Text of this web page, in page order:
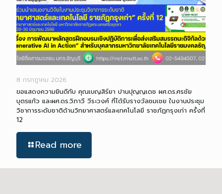
8 กรกฎาคม 2026
ขอแสดงความยินดีกับ คุณเบญสิร์ยา ปานปุญญเดช ผศ.ดร.ศรชัย
บุตรแก้ว และผศ.ดร.วิภาวี วีระวงศ์ ที่ได้รับรางวัลชมเชย ในงานประชุม
วิชาการระดับชาติด้านวิทยาศาสตร์และเทคโนโลยี ราชภัฏกรุงเก่า ครั้งที่
12
Read more